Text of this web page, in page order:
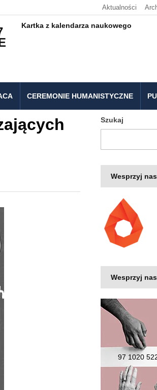
Aktualności
Kartka z kalendarza naukowego
CEREMONIE HUMANISTYCZNE
Szukaj
Wesprzyj
Wesprzyj
97 1020